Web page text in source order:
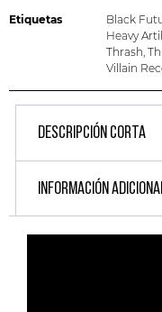
Etiquetas Black
Heavy
Thrash,
Villain
DESCRIPCIÓN CORTA
INFORMACIÓN